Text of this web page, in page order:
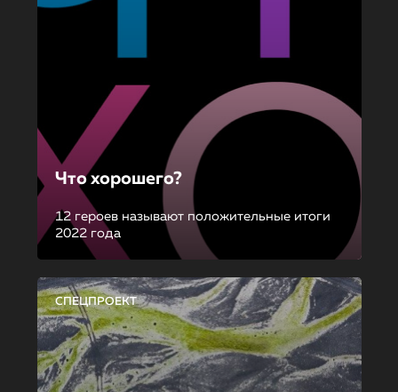
Что хорошего?
12 героев называют положительные итоги
2022 года
СПЕЦПРОЕКТ